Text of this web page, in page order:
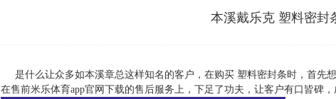
本溪戴乐克 塑料密封
是什么让众多如本溪章总这样知名的客户，在购买 塑料密封条时，首先
在售前米乐体育app官网下载的售后服务上，下足了功夫，让客户有口皆碑，